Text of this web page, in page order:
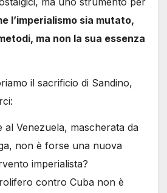
l’imperialismo sia mutato,
ma non la sua essenza
il sacrificio di Sandino,
al Venezuela, mascherata da
non è forse una nuova
imperialista?
contro Cuba non è